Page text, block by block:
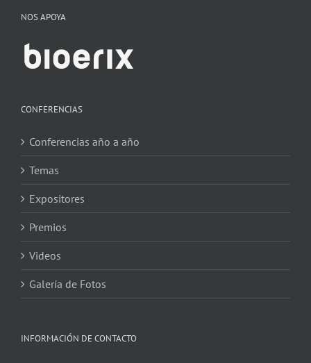
NOS APOYA
CONFERENCIAS
Conferencias año a año
Temas
Expositores
Premios
Videos
Galería de Fotos
INFORMACIÓN DE CONTACTO